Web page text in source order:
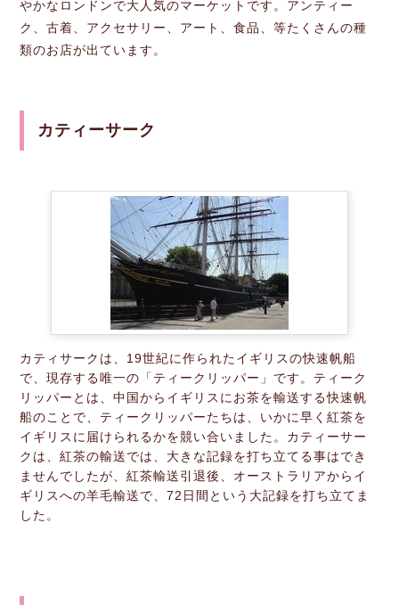
やかなロンドンで大人気のマーケットです。アンティー
ク、古着、アクセサリー、アート、食品、等たくさんの種
類のお店が出ています。
カティーサーク
カティサークは、19世紀に作られたイギリスの快速帆船
で、現存する唯一の「ティークリッパー」です。ティーク
リッパーとは、中国からイギリスにお茶を輸送する快速帆
船のことで、ティークリッパーたちは、いかに早く紅茶を
イギリスに届けられるかを競い合いました。カティーサー
クは、紅茶の輸送では、大きな記録を打ち立てる事はでき
ませんでしたが、紅茶輸送引退後、オーストラリアからイ
ギリスへの羊毛輸送で、72日間という大記録を打ち立てま
した。